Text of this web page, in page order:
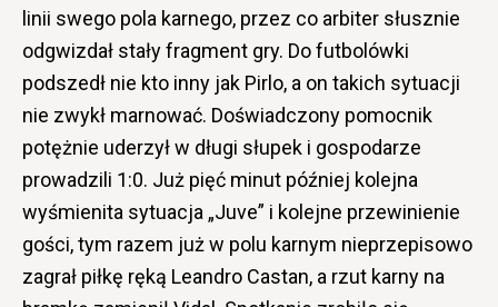
linii swego pola karnego, przez co arbiter słusznie
odgwizdał stały fragment gry. Do futbolówki
podszedł nie kto inny jak Pirlo, a on takich sytuacji
nie zwykł marnować. Doświadczony pomocnik
potężnie uderzył w długi słupek i gospodarze
prowadzili 1:0. Już pięć minut później kolejna
wyśmienita sytuacja „Juve” i kolejne przewinienie
gości, tym razem już w polu karnym nieprzepisowo
zagrał piłkę ręką Leandro Castan, a rzut karny na